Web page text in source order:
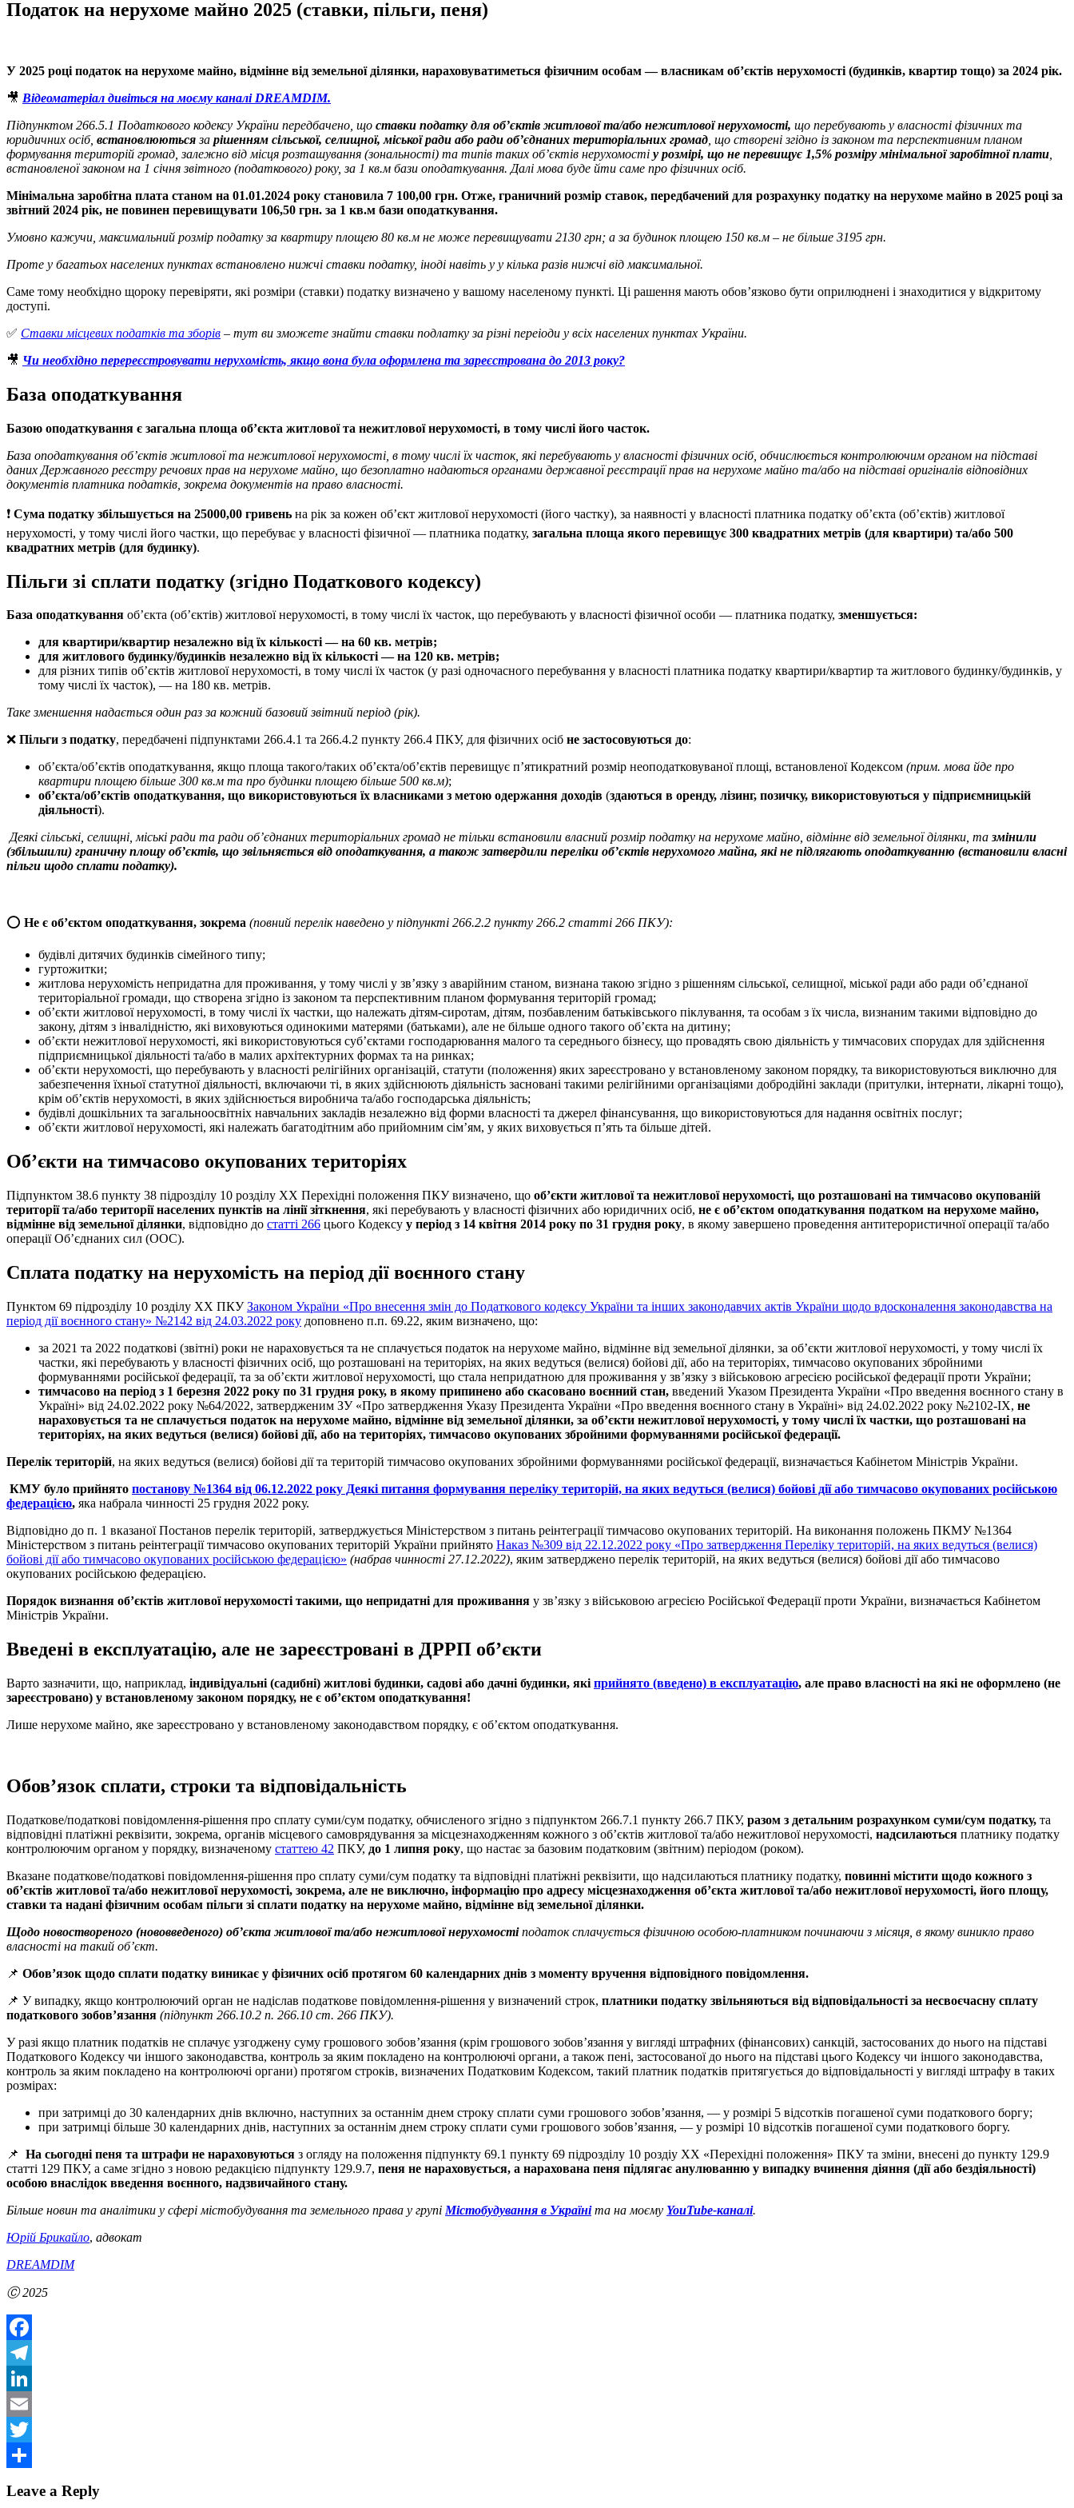
Податок на нерухоме майно 2025 (ставки, пільги, пеня)
У 2025 році податок на нерухоме майно, відмінне від земельної ділянки, нараховуватиметься фізичним особам — власникам об’єктів нерухомості (будинків, квартир тощо) за 2024 рік.
🎥 Відеоматеріал дивіться на моєму каналі DREAMDIM.
Підпунктом 266.5.1 Податкового кодексу України передбачено, що ставки податку для об’єктів житлової та/або нежитлової нерухомості, що перебувають у власності фізичних та
юридичних осіб, встановлюютьсяза рішенням сільської, селищної, міської ради або ради об’єднаних територіальних громад , що створені згідно із законом та перспективним планом
формування територій громад, залежно від місця розташування (зональності) та типів таких об’єктів нерухомості у розмірі, що не перевищує 1,5% розміру мінімальної заробітної плати
встановленої законом на 1 січня звітного (податкового) року, за 1 кв.м бази оподаткування. Далі мова буде йти саме про фізичних осіб.
Мінімальна заробітна плата станом на 01.01.2024 року становила 7 100,00 грн. Отже, граничний розмір ставок, передбачений для розрахунку податку на нерухоме майно в 2025 році за
звітний 2024 рік, не повинен перевищувати 106,50 грн. за 1 кв.м бази оподаткування.
Умовно кажучи, максимальний розмір податку за квартиру площею 80 кв.м не може перевищувати 2130 грн; а за будинок площею 150 кв.м – не більше 3195 грн.
Проте у багатьох населених пунктах встановлено нижчі ставки податку, іноді навіть у у кілька разів нижчі від максимальної.
Саме тому необхідно щороку перевіряти, які розміри (ставки) податку визначено у вашому населеному пункті. Ці рашення мають обов’язково бути оприлюднені і знаходитися у відкритому
доступі.
✅ Cтавки місцевих податків та зборів – тут ви зможете знайти ставки подлатку за різні переіоди у всіх населених пунктах України.
🎥 Чи необхідно перереєстровувати нерухомість, якщо вона була оформлена та зареєстрована до 2013 року?
База оподаткування
Базою оподаткування є загальна площа об’єкта житлової та нежитлової нерухомості, в тому числі його часток.
База оподаткування об’єктів житлової та нежитлової нерухомості, в тому числі їх часток, які перебувають у власності фізичних осіб, обчислюється контролюючим органом на підставі
даних Державного реєстру речових прав на нерухоме майно, що безоплатно надаються органами державної реєстрації прав на нерухоме майно та/або на підставі оригіналів відповідних
документів платника податків, зокрема документів на право власності.
❗️ Сума податку збільшується на 25000,00 гривень на рік за кожен об’єкт житлової нерухомості (його частку), за наявності у власності платника податку об’єкта (об’єктів) житлової
нерухомості, у тому числі його частки, що перебуває у власності фізичної — платника податку, загальна площа якого перевищує 300 квадратних метрів (для квартири) та/або 500
квадратних метрів (для будинку).
Пільги зі сплати податку (згідно Податкового кодексу)
База оподаткування об’єкта (об’єктів) житлової нерухомості, в тому числі їх часток, що перебувають у власності фізичної особи — платника податку, зменшується:
для квартири/квартир незалежно від їх кількості — на 60 кв. метрів;
для житлового будинку/будинків незалежно від їх кількості — на 120 кв. метрів;
для різних типів об’єктів житлової нерухомості, в тому числі їх часток (у разі одночасного перебування у власності платника податку квартири/квартир та житлового будинку/будинків, у
тому числі їх часток), — на 180 кв. метрів.
Таке зменшення надається один раз за кожний базовий звітний період (рік).
❌ Пільги з податку, передбачені підпунктами 266.4.1 та 266.4.2 пункту 266.4 ПКУ, для фізичних осіб не застосовуються до:
об’єкта/об’єктів оподаткування, якщо площа такого/таких об’єкта/об’єктів перевищує п’ятикратний розмір неоподатковуваної площі, встановленої Кодексом (прим. мова йде про
квартири площею більше 300 кв.м та про будинки площею більше 500 кв.м);
об’єкта/об’єктів оподаткування, що використовуються їх власниками з метою одержання доходів (здаються в оренду, лізинг, позичку, використовуються у підприємницькій
діяльності).
Деякі сільські, селищні, міські ради та ради об’єднаних територіальних громад не тільки встановили власний розмір податку на нерухоме майно, відмінне від земельної ділянки, тазмінили
(збільшили) граничну площу об’єктів, що звільняється від оподаткування, а також затвердили переліки об’єктів нерухомого майна, які не підлягають оподаткуванню (встановили власні
пільги щодо сплати податку).
⭕ Не є об’єктом оподаткування, зокрема (повний перелік наведено у підпункті 266.2.2 пункту 266.2 статті 266 ПКУ):
будівлі дитячих будинків сімейного типу;
гуртожитки;
житлова нерухомість непридатна для проживання, у тому числі у зв’язку з аварійним станом, визнана такою згідно з рішенням сільської, селищної, міської ради або ради об’єднаної
територіальної громади, що створена згідно із законом та перспективним планом формування територій громад;
об’єкти житлової нерухомості, в тому числі їх частки, що належать дітям-сиротам, дітям, позбавленим батьківського піклування, та особам з їх числа, визнаним такими відповідно до
закону, дітям з інвалідністю, які виховуються одинокими матерями (батьками), але не більше одного такого об’єкта на дитину;
об’єкти нежитлової нерухомості, які використовуються суб’єктами господарювання малого та середнього бізнесу, що провадять свою діяльність у тимчасових спорудах для здійснення
підприємницької діяльності та/або в малих архітектурних формах та на ринках;
об’єкти нерухомості, що перебувають у власності релігійних організацій, статути (положення) яких зареєстровано у встановленому законом порядку, та використовуються виключно для
забезпечення їхньої статутної діяльності, включаючи ті, в яких здійснюють діяльність засновані такими релігійними організаціями добродійні заклади (притулки, інтернати, лікарні тощо),
крім об’єктів нерухомості, в яких здійснюється виробнича та/або господарська діяльність;
будівлі дошкільних та загальноосвітніх навчальних закладів незалежно від форми власності та джерел фінансування, що використовуються для надання освітніх послуг;
об’єкти житлової нерухомості, які належать багатодітним або прийомним сім’ям, у яких виховується п’ять та більше дітей.
Об’єкти на тимчасово окупованих територіях
Підпунктом 38.6 пункту 38 підрозділу 10 розділу ХХ Перехідні положення ПКУ визначено, що об’єкти житлової та нежитлової нерухомості, що розташовані на тимчасово окупованій
території та/або території населених пунктів на лінії зіткнення, які перебувають у власності фізичних або юридичних осіб, не є об’єктом оподаткування податком на нерухоме майно,
відмінне від земельної ділянки, відповідно до статті 266 цього Кодексу у період з 14 квітня 2014 року по 31 грудня року, в якому завершено проведення антитерористичної операції та/або
операції Об’єднаних сил (ООС).
Сплата податку на нерухомість на період дії воєнного стану
Пунктом 69 підрозділу 10 розділу ХХ ПКУЗаконом України «Про внесення змін до Податкового кодексу України та інших законодавчих актів України щодо вдосконалення законодавства на
період дії воєнного стану» №2142 від 24.03.2022 року доповнено п.п. 69.22, яким визначено, що:
за 2021 та 2022 податкові (звітні) роки не нараховується та не сплачується податок на нерухоме майно, відмінне від земельної ділянки, за об’єкти житлової нерухомості, у тому числі їх
частки, які перебувають у власності фізичних осіб, що розташовані на територіях, на яких ведуться (велися) бойові дії, або на територіях, тимчасово окупованих збройними
формуваннями російської федерації, та за об’єкти житлової нерухомості, що стала непридатною для проживання у зв’язку з військовою агресією російської федерації проти України;
тимчасово на період з 1 березня 2022 року по 31 грудня року, в якому припинено або скасовано воєнний стан, введений Указом Президента України «Про введення воєнного стану в
Україні» від 24.02.2022 року №64/2022, затвердженим ЗУ «Про затвердження Указу Президента України «Про введення воєнного стану в Україні» від 24.02.2022 року №2102-ІХ, не
нараховується та не сплачується податок на нерухоме майно, відмінне від земельної ділянки, за об’єкти нежитлової нерухомості, у тому числі їх частки, що розташовані на
територіях, на яких ведуться (велися) бойові дії, або на територіях, тимчасово окупованих збройними формуваннями російської федерації.
Перелік територій, на яких ведуться (велися) бойові дії та територій тимчасово окупованих збройними формуваннями російської федерації, визначається Кабінетом Міністрів України.
КМУ було прийнято постанову №1364 від 06.12.2022 року Деякі питання формування переліку територій, на яких ведуться (велися) бойові дії або тимчасово окупованих російською
федерацією, яка набрала чинності 25 грудня 2022 року.
Відповідно до п. 1 вказаної Постанов перелік територій, затверджується Міністерством з питань реінтеграції тимчасово окупованих територій. На виконання положень ПКМУ №1364
Міністерством з питань реінтеграції тимчасово окупованих територій України прийнято Наказ №309 від 22.12.2022 року «Про затвердження Переліку територій, на яких ведуться (велися)
бойові дії або тимчасово окупованих російською федерацією» (набрав чинності 27.12.2022), яким затверджено перелік територій, на яких ведуться (велися) бойові дії або тимчасово
окупованих російською федерацією.
Порядок визнання об’єктів житлової нерухомості такими, що непридатні для проживання у зв’язку з військовою агресією Російської Федерації проти України, визначається Кабінетом
Міністрів України.
Введені в експлуатацію, але не зареєстровані в ДРРП об’єкти
Варто зазначити, що, наприклад, індивідуальні (садибні) житлові будинки, садові або дачні будинки, які прийнято (введено) в експлуатацію, але право власності на які не оформлено (не
зареєстровано) у встановленому законом порядку, не є об’єктом оподаткування!
Лише нерухоме майно, яке зареєстровано у встановленому законодавством порядку, є об’єктом оподаткування.
Обов’язок сплати, строки та відповідальність
Податкове/податкові повідомлення-рішення про сплату суми/сум податку, обчисленого згідно з підпунктом 266.7.1 пункту 266.7 ПКУ, разом з детальним розрахунком суми/сум податку, та
відповідні платіжні реквізити, зокрема, органів місцевого самоврядування за місцезнаходженням кожного з об’єктів житлової та/або нежитлової нерухомості, надсилаються платнику податку
контролюючим органом у порядку, визначеному статтею 42 ПКУ, до 1 липня року, що настає за базовим податковим (звітним) періодом (роком).
Вказане податкове/податкові повідомлення-рішення про сплату суми/сум податку та відповідні платіжні реквізити, що надсилаються платнику податку, повинні містити щодо кожного з
об’єктів житлової та/або нежитлової нерухомості, зокрема, але не виключно, інформацію про адресу місцезнаходження об’єкта житлової та/або нежитлової нерухомості, його площу,
ставки та надані фізичним особам пільги зі сплати податку на нерухоме майно, відмінне від земельної ділянки.
Щодо новоствореного (нововведеного) об’єкта житлової та/або нежитлової нерухомостіподаток сплачується фізичною особою-платником починаючи з місяця, в якому виникло право
власності на такий об’єкт.
📌 Обов’язок щодо сплати податку виникає у фізичних осіб протягом 60 календарних днів з моменту вручення відповідного повідомлення.
📌 У випадку, якщо контролюючий орган не надіслав податкове повідомлення-рішення у визначений строк, платники податку звільняються від відповідальності за несвоєчасну сплату
податкового зобов’язання (підпункт 266.10.2 п. 266.10 ст. 266 ПКУ).
У разі якщо платник податків не сплачує узгоджену суму грошового зобов’язання (крім грошового зобов’язання у вигляді штрафних (фінансових) санкцій, застосованих до нього на підставі
Податкового Кодексу чи іншого законодавства, контроль за яким покладено на контролюючі органи, а також пені, застосованої до нього на підставі цього Кодексу чи іншого законодавства,
контроль за яким покладено на контролюючі органи) протягом строків, визначених Податковим Кодексом, такий платник податків притягується до відповідальності у вигляді штрафу в таких
розмірах:
при затримці до 30 календарних днів включно, наступних за останнім днем строку сплати суми грошового зобов’язання, — у розмірі 5 відсотків погашеної суми податкового боргу;
при затримці більше 30 календарних днів, наступних за останнім днем строку сплати суми грошового зобов’язання, — у розмірі 10 відсотків погашеної суми податкового боргу.
📌 На сьогодні пеня та штрафи не нараховуються з огляду на положення підпункту 69.1 пункту 69 підрозділу 10 роздіу ХХ «Перехідні положення» ПКУ та зміни, внесені до пункту 129.9
статті 129 ПКУ, а саме згідно з новою редакцією підпункту 129.9.7, пеня не нараховується, а нарахована пеня підлягає анулюванню у випадку вчинення діяння (дії або бездіяльності)
особою внаслідок введення воєнного, надзвичайного стану.
Більше новин та аналітики у сфері містобудування та земельного права у групі Містобудування в Україніта на моєму YouTube-каналі.
Юрій Брикайло, адвокат
DREAMDIM
Ⓒ 2025
Facebook
Telegram
LinkedIn
Email
Twitter
Leave a Reply